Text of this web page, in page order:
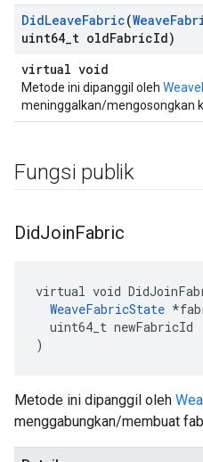
DidLeaveFabric(Weave
uint64 t oldFabricId)
virtual void
Metode ini dipanggil oleh
meninggalkan/mengosongkan
Fungsi publik
DidJoinFabric
virtual void
WeaveFabricState
  uint64_t newFabricId
)
Metode ini dipanggil oleh
menggabungkan/membuat